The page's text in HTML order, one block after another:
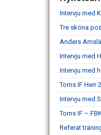
Intervju med
Tre sköna
Anders
Intervju med
Intervju med
Torns IF Herr
Intervju med
Torns IF –
Referat